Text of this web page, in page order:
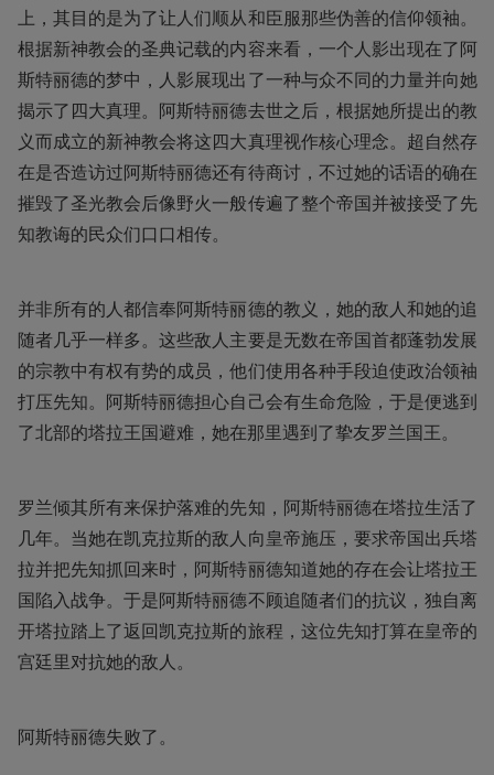
上，其目的是为了让人们顺从和臣服那些伪善的信仰领袖。
根据新神教会的圣典记载的内容来看，一个人影出现在了阿
斯特丽德的梦中，人影展现出了一种与众不同的力量并向她
揭示了四大真理。阿斯特丽德去世之后，根据她所提出的教
义而成立的新神教会将这四大真理视作核心理念。超自然存
在是否造访过阿斯特丽德还有待商讨，不过她的话语的确在
摧毁了圣光教会后像野火一般传遍了整个帝国并被接受了先
知教诲的民众们口口相传。
并非所有的人都信奉阿斯特丽德的教义，她的敌人和她的追
随者几乎一样多。这些敌人主要是无数在帝国首都蓬勃发展
的宗教中有权有势的成员，他们使用各种手段迫使政治领袖
打压先知。阿斯特丽德担心自己会有生命危险，于是便逃到
了北部的塔拉王国避难，她在那里遇到了挚友罗兰国王。
罗兰倾其所有来保护落难的先知，阿斯特丽德在塔拉生活了
几年。当她在凯克拉斯的敌人向皇帝施压，要求帝国出兵塔
拉并把先知抓回来时，阿斯特丽德知道她的存在会让塔拉王
国陷入战争。于是阿斯特丽德不顾追随者们的抗议，独自离
开塔拉踏上了返回凯克拉斯的旅程，这位先知打算在皇帝的
宫廷里对抗她的敌人。
阿斯特丽德失败了。